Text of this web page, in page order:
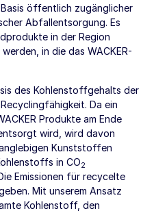
öffentlich zugänglicher
Abfallentsorgung. Es
in der Region
in die das WACKER-
des Kohlenstoffgehalts der
Da ein
Produkte am Ende
wird, wird davon
Kunststoffen
in CO2
Emissionen für recycelte
Mit unserem Ansatz
Kohlenstoff, den